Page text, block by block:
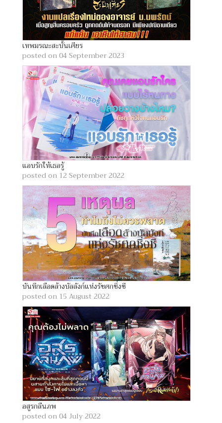
เทพมรณะสะบั้นเศียร
posted on 04 September 2023
แอบรักให้เธอรู้
posted on 12 September 2022
บันทึกเลือดล้างบัลลังก์แห่งรัชศกชิ่งซี
posted on 15 August 2022
อสูรกลืนภพ
posted on 04 July 2022